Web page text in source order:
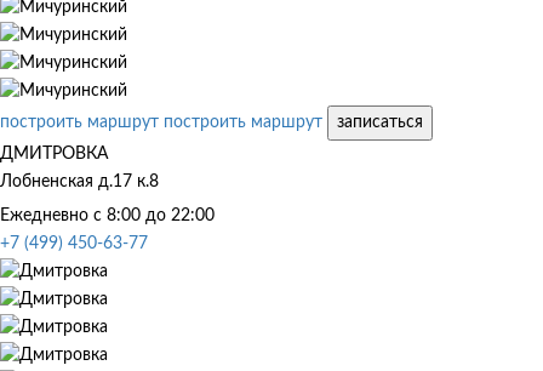
построить маршрут построить маршрут
записаться
ДМИТРОВКА
Лобненская д.17 к.8
Ежедневно с 8:00 до 22:00
+7 (499) 450-63-77